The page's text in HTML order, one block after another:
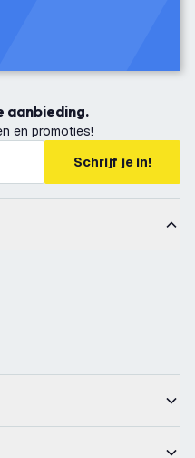
aanbieding.
en promoties!
Schrijf je in!